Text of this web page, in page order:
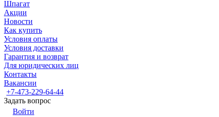
Шпагат
Акции
Новости
Как купить
Условия оплаты
Условия доставки
Гарантия и возврат
Для юридических лиц
Контакты
Вакансии
+7-473-229-64-44
Задать вопрос
Войти